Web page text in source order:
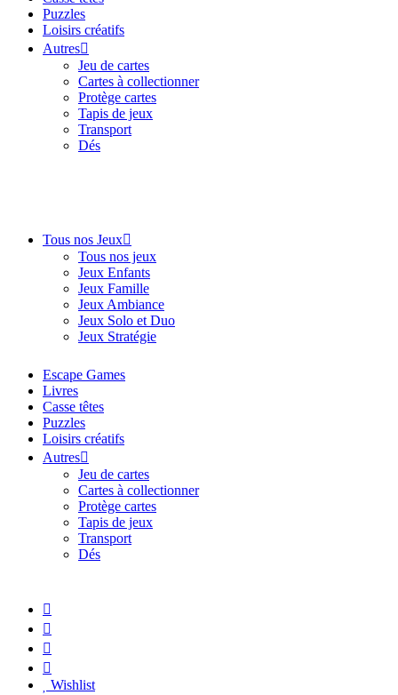
Puzzles
Loisirs créatifs
Autres
Jeu de cartes
Cartes à collectionner
Protège cartes
Tapis de jeux
Transport
Dés
Tous nos Jeux
Tous nos jeux
Jeux Enfants
Jeux Famille
Jeux Ambiance
Jeux Solo et Duo
Jeux Stratégie
Escape Games
Livres
Casse têtes
Puzzles
Loisirs créatifs
Autres
Jeu de cartes
Cartes à collectionner
Protège cartes
Tapis de jeux
Transport
Dés
Wishlist